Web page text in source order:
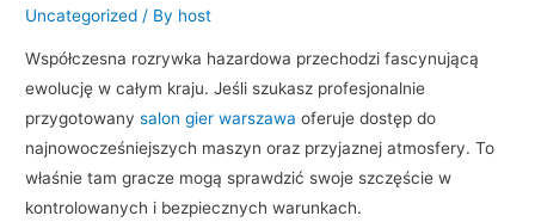
Uncategorized / By host
Współczesna rozrywka hazardowa przechodzi fascynującą
ewolucję w całym kraju. Jeśli szukasz profesjonalnie
przygotowanysalon gier warszawa oferuje dostęp do
najnowocześniejszych maszyn oraz przyjaznej atmosfery. To
właśnie tam gracze mogą sprawdzić swoje szczęście w
kontrolowanych i bezpiecznych warunkach.